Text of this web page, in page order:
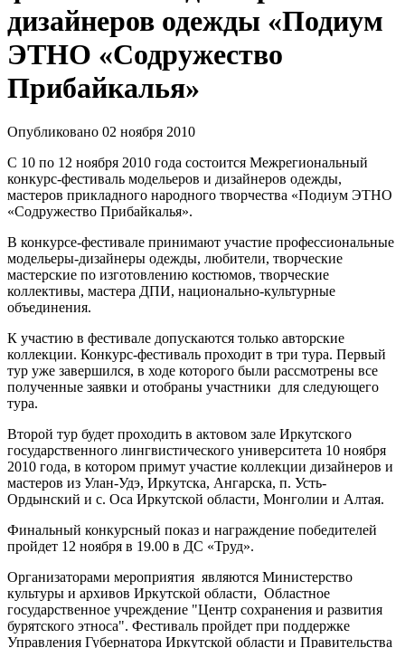
дизайнеров одежды «Подиум
ЭТНО «Содружество
Прибайкалья»
Опубликовано 02 ноября 2010
С 10 по 12 ноября 2010 года состоится Межрегиональный
конкурс-фестиваль модельеров и дизайнеров одежды,
мастеров прикладного народного творчества «Подиум ЭТНО
«Содружество Прибайкалья».
В конкурсе-фестивале принимают участие профессиональные
модельеры-дизайнеры одежды, любители, творческие
мастерские по изготовлению костюмов, творческие
коллективы, мастера ДПИ, национально-культурные
объединения.
К участию в фестивале допускаются только авторские
коллекции. Конкурс-фестиваль проходит в три тура. Первый
тур уже завершился, в ходе которого были рассмотрены все
полученные заявки и отобраны участники для следующего
тура.
Второй тур будет проходить в актовом зале Иркутского
государственного лингвистического университета 10 ноября
2010 года, в котором примут участие коллекции дизайнеров и
мастеров из Улан-Удэ, Иркутска, Ангарска, п. Усть-
Ордынский и с. Оса Иркутской области, Монголии и Алтая.
Финальный конкурсный показ и награждение победителей
пройдет 12 ноября в 19.00 в ДС «Труд».
Организаторами мероприятия являются Министерство
культуры и архивов Иркутской области, Областное
государственное учреждение "Центр сохранения и развития
бурятского этноса". Фестиваль пройдет при поддержке
Управления Губернатора Иркутской области и Правительства